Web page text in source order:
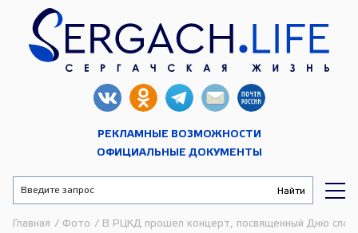
РЕКЛАМНЫЕ ВОЗМОЖНОСТИ
ОФИЦИАЛЬНЫЕ ДОКУМЕНТЫ
Главная / Фото
/ В РЦКД прошел концерт, посвященный Дню